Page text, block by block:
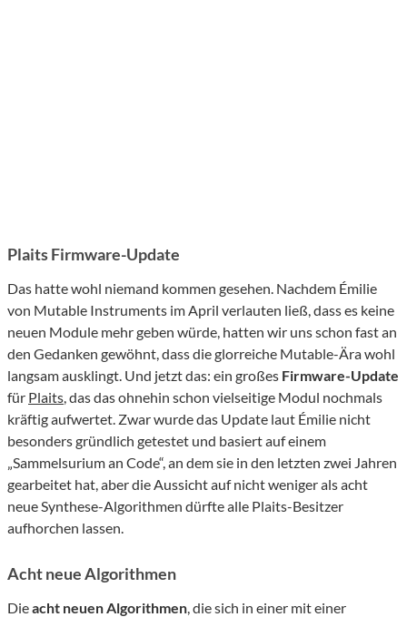
Plaits Firmware-Update
Das hatte wohl niemand kommen gesehen. Nachdem Émilie
von Mutable Instruments im April verlauten ließ, dass es keine
neuen Module mehr geben würde, hatten wir uns schon fast an
den Gedanken gewöhnt, dass die glorreiche Mutable-Ära wohl
langsam ausklingt. Und jetzt das: ein großes Firmware-Update
für Plaits, das das ohnehin schon vielseitige Modul nochmals
kräftig aufwertet. Zwar wurde das Update laut Émilie nicht
besonders gründlich getestet und basiert auf einem
„Sammelsurium an Code“, an dem sie in den letzten zwei Jahren
gearbeitet hat, aber die Aussicht auf nicht weniger als acht
neue Synthese-Algorithmen dürfte alle Plaits-Besitzer
aufhorchen lassen.
Acht neue Algorithmen
Dieacht neuen Algorithmen, die sich in einer mit einer